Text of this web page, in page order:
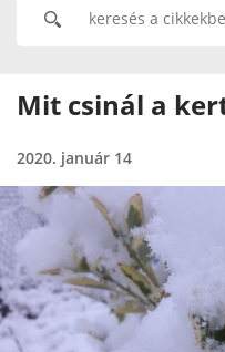
Mit csinál a
2020. január 14